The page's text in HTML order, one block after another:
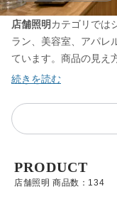
店舗照明カテゴリでは
ラン、美容室、アパレ
ています。商品の見え
売上や集客に直結する
る1000ルクス以上と
異なります。ペンダン
う明かり選びをサポー
店舗照明 商品数：134
PRODUCT